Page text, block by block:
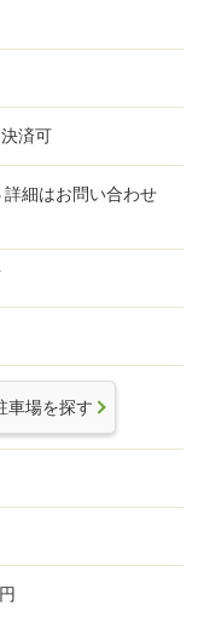
済可
細はお問い合わせ
車場を探す